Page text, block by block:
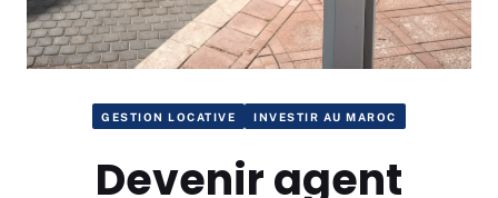
GESTION LOCATIVE INVESTIR AU MAROC
Devenir agent